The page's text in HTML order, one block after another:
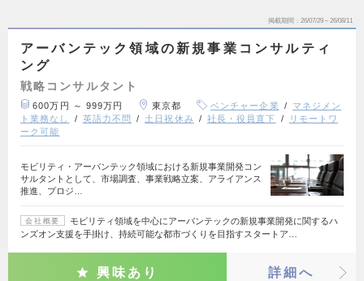
掲載期間 26/07/29～26/08/11
アーバンテック領域の新規事業コンサルティ
ング
戦略コンサルタント
600万円 ～ 999万円 東京都 ベンチャー企業
マネジメン
ト業務なし
英語力不問 土日祝休み 社長・役員直下
リモートワ
ーク可能
モビリティ・アーバンテック領域における新規事業開発コン
サルタントとして、市場調査、事業戦略立案、アライアンス
推進、プロジ…
会社概要
モビリティ領域を中心にアーバンテックの新規事業開発に関するハ
ンズオン支援を手掛け、持続可能な都市づくりを目指すスタートア…
興味あり 詳細へ